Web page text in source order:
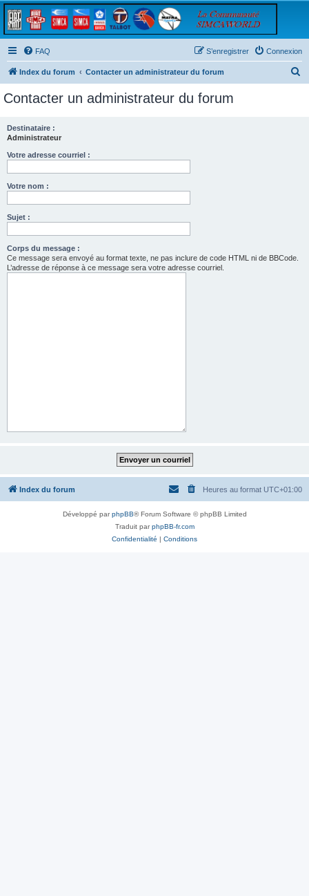
FAQ Connexion
S’enregistrer
Index du forum Contacter un administrateur du forum
Contacter un administrateur du forum
Destinataire :
Administrateur
Votre adresse courriel :
Votre nom :
Sujet :
Corps du message :
Ce message sera envoyé au format texte, ne pas inclure de code HTML ni de BBCode.
L’adresse de réponse à ce message sera votre adresse courriel.
Index du forum Heures au format UTC+01:00
Développé parphpBB® Forum Software © phpBB Limited
Traduit parphpBB-fr.com
Confidentialité | Conditions